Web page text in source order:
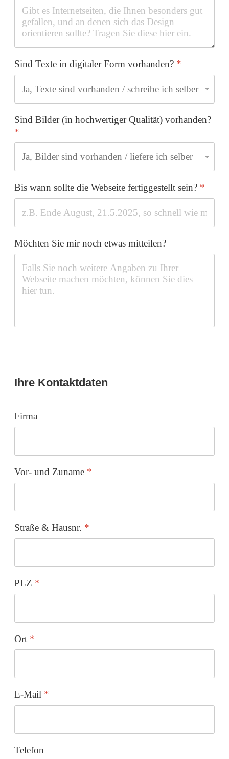
Sind Texte in digitaler Form vorhanden? *
Sind Bilder (in hochwertiger Qualität) vorhanden?
*
Bis wann sollte die Webseite fertiggestellt sein? *
Möchten Sie mir noch etwas mitteilen?
Ihre Kontaktdaten
Firma
Vor- und Zuname *
Straße & Hausnr. *
PLZ *
Ort *
E-Mail *
Telefon